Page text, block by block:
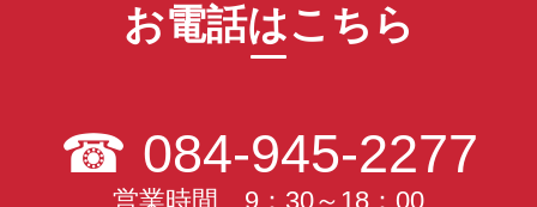
お電話はこちら
☎ 084-945-2277
営業時間 9：30～18：00